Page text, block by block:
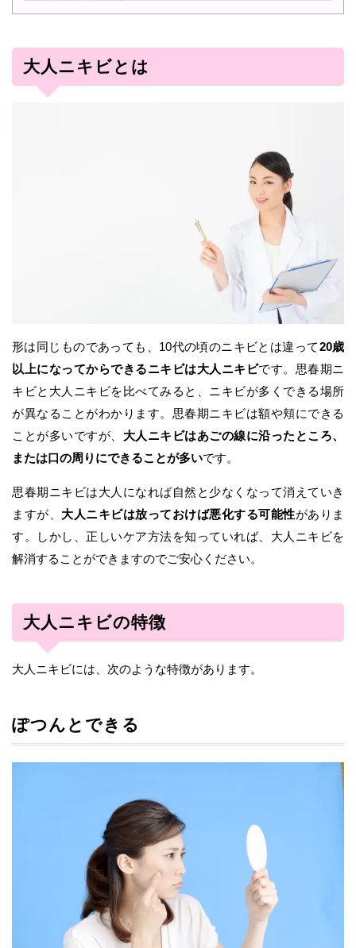
大人ニキビとは
形は同じものであっても、10代の頃のニキビとは違って20歳
以上になってからできるニキビは大人ニキビです。思春期ニ
キビと大人ニキビを比べてみると、ニキビが多くできる場所
が異なることがわかります。思春期ニキビは額や頬にできる
ことが多いですが、 大人ニキビはあごの線に沿ったところ、
または口の周りにできることが多いです。
思春期ニキビは大人になれば自然と少なくなって消えていき
ますが、 大人ニキビは放っておけば悪化する可能性がありま
す。しかし、正しいケア方法を知っていれば、大人ニキビを
解消することができますのでご安心ください。
大人ニキビの特徴
大人ニキビには、次のような特徴があります。
ぽつんとできる